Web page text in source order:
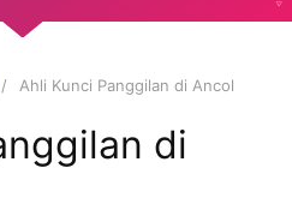
Ahli Kunci Panggilan di Ancol
di